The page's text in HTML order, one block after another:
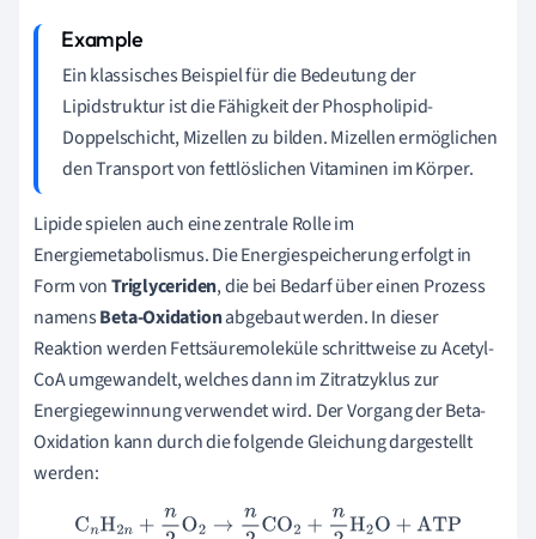
Ein klassisches Beispiel für die Bedeutung der
Lipidstruktur ist die Fähigkeit der Phospholipid-
Doppelschicht, Mizellen zu bilden. Mizellen ermöglichen
den Transport von fettlöslichen Vitaminen im Körper.
Lipide spielen auch eine zentrale Rolle im
Energiemetabolismus. Die Energiespeicherung erfolgt in
Form vonTriglyceriden, die bei Bedarf über einen Prozess
namensBeta-Oxidationabgebaut werden. In dieser
Reaktion werden Fettsäuremoleküle schrittweise zu Acetyl-
CoA umgewandelt, welches dann im Zitratzyklus zur
Energiegewinnung verwendet wird. Der Vorgang der Beta-
Oxidation kann durch die folgende Gleichung dargestellt
werden:
CnH2n+n2O2 →n2CO2 +n2 H2O+ATP